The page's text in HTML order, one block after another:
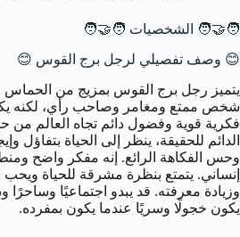
🧑‍🤝‍🧑 الشخصيات 🧑‍🤝‍🧑
😊 وصف تفصيلي لرجل برج القوس 😊
يتميز رجل برج القوس بمزيج من الحماس
شخص ممتع ومغامر وصاحب رأي، لكنه
فكرية قوية وفضول دائم تجاه العالم من
الدائم للحقيقة، ينظر إلى الحياة بتفاؤل
وحس الفكاهة الرائع. إنه مفكر واضح
إنساني. يتمتع بنظرة مشرقة للحياة
وزيادة معرفته. قد يبدو اجتماعيًا وساحرًا
يكون خجولًا وسريًا عندما يكون بمفرده.